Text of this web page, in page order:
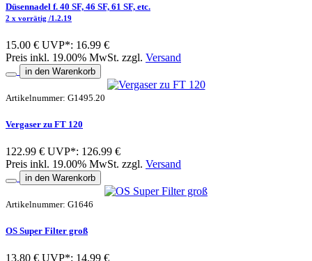
Düsennadel f. 40 SF, 46 SF, 61 SF, etc.
2 x vorrätig /1.2.19
15.00 € UVP*: 16.99 €
Preis inkl. 19.00% MwSt. zzgl. Versand
in den Warenkorb
Artikelnummer: G1495.20
Vergaser zu FT 120
122.99 € UVP*: 126.99 €
Preis inkl. 19.00% MwSt. zzgl. Versand
in den Warenkorb
Artikelnummer: G1646
OS Super Filter groß
13.80 € UVP*: 14.99 €